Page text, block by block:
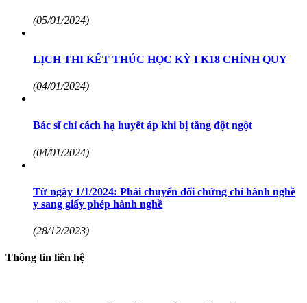
(05/01/2024)
LỊCH THI KẾT THÚC HỌC KỲ I K18 CHÍNH QUY
(04/01/2024)
Bác sĩ chỉ cách hạ huyết áp khi bị tăng đột ngột
(04/01/2024)
Từ ngày 1/1/2024: Phải chuyển đổi chứng chỉ hành nghề
y sang giấy phép hành nghề
(28/12/2023)
Thông tin liên hệ